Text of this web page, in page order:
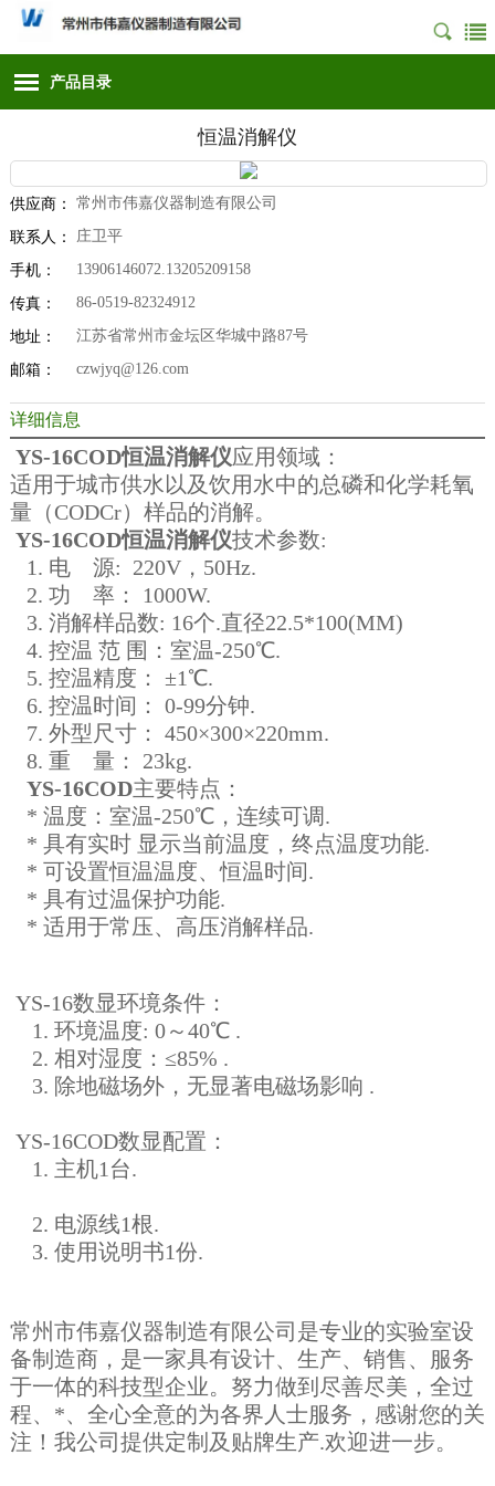
产品目录
恒温消解仪
供应商： 常州市伟嘉仪器制造有限公司
联系人： 庄卫平
手机： 13906146072.13205209158
传真： 86-0519-82324912
地址： 江苏省常州市金坛区华城中路87号
邮箱： czwjyq@126.com
详细信息
YS-16COD恒温消解仪应用领域：
适用于城市供水以及饮用水中的总磷和化学耗氧
量（CODCr）样品的消解。
YS-16COD恒温消解仪技术参数:
1. 电 源: 220V，50Hz.
2. 功 率： 1000W.
3. 消解样品数: 16个.直径22.5*100(MM)
4. 控温 范 围：室温-250℃.
5. 控温精度： ±1℃.
6. 控温时间： 0-99分钟.
7. 外型尺寸： 450×300×220mm.
8. 重 量： 23kg.
YS-16COD主要特点：
* 温度：室温-250℃，连续可调.
* 具有实时 显示当前温度，终点温度功能.
* 可设置恒温温度、恒温时间.
* 具有过温保护功能.
* 适用于常压、高压消解样品.
YS-16数显环境条件：
1. 环境温度: 0～40℃ .
2. 相对湿度：≤85% .
3. 除地磁场外，无显著电磁场影响 .
YS-16COD数显配置：
1. 主机1台.
2. 电源线1根.
3. 使用说明书1份.
常州市伟嘉仪器制造有限公司是专业的实验室设
备制造商，是一家具有设计、生产、销售、服务
于一体的科技型企业。努力做到尽善尽美，全过
程、*、全心全意的为各界人士服务，感谢您的关
注！我公司提供定制及贴牌生产.欢迎进一步。